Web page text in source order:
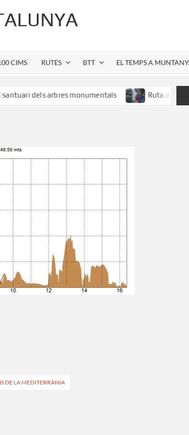
CIMS RUTES BTT EL TEMPS A
dels arbres monumentals Ruta al Salt de
DE LA MEDITERRÀNIA